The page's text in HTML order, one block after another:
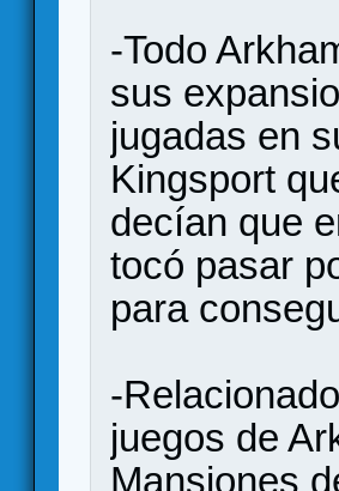
-Todo
sus
jugadas en
Kingsport
decían que
tocó pasar
para
-
juegos de
Mansiones